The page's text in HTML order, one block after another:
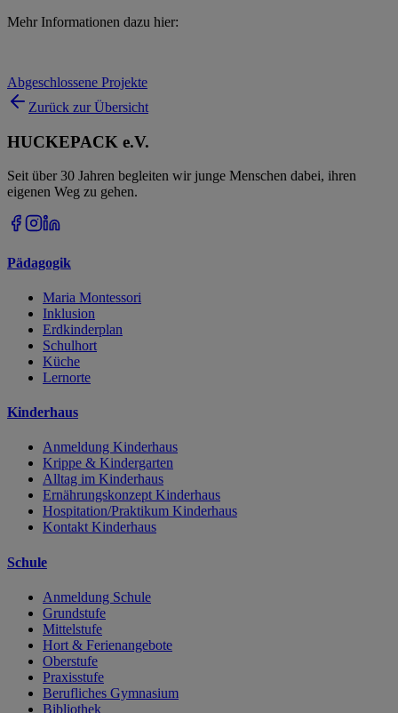
Mehr Informationen dazu hier:
Abgeschlossene Projekte
Zurück zur Übersicht
HUCKEPACK e.V.
Seit über 30 Jahren begleiten wir junge Menschen dabei, ihren
eigenen Weg zu gehen.
Pädagogik
Maria Montessori
Inklusion
Erdkinderplan
Schulhort
Küche
Lernorte
Kinderhaus
Anmeldung Kinderhaus
Krippe & Kindergarten
Alltag im Kinderhaus
Ernährungskonzept Kinderhaus
Hospitation/Praktikum Kinderhaus
Kontakt Kinderhaus
Schule
Anmeldung Schule
Grundstufe
Mittelstufe
Hort & Ferienangebote
Oberstufe
Praxisstufe
Berufliches Gymnasium
Bibliothek